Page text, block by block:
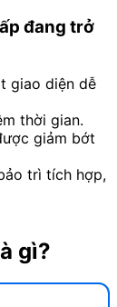
đang trở
giao diện dễ
thời gian.
giảm bớt
trì tích hợp,
gì?